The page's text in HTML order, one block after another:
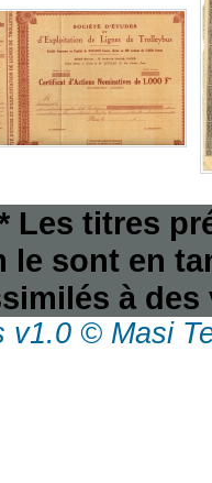
Les titres
le sont en
à
v1.0 © Masi